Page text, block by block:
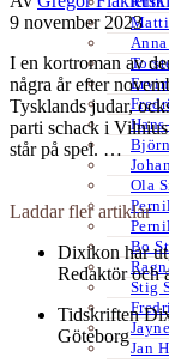
Ola
Bo
Stig
Jan
9 november 2023
I en kortroman av
några år efter
Tysklands judar,
parti schack i
står på spel. …
Laddar fler artiklar
Dixikon har
Redaktör och
Tidskriften
Göteborg